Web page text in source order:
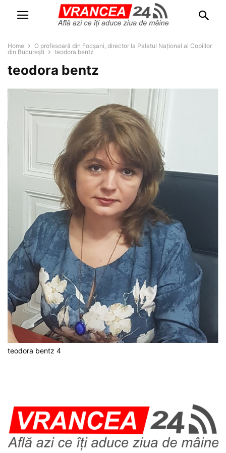
Home
O profesoară din Focșani, director la Palatul Național al Copiilor
din București
teodora bentz
teodora bentz
teodora bentz 4